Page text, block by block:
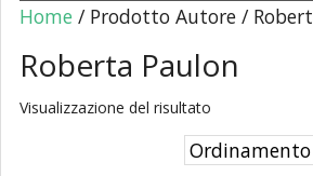
Chi siamo
Libri
Home/ Prodotto Autore /
Roberta Paulon
Visualizzazione del risultato